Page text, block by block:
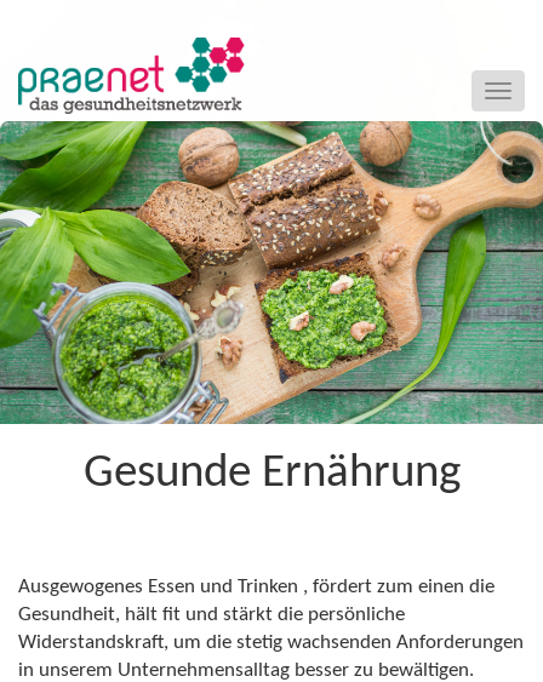
ein-/
+
Gesunde Ernährung
Ausgewogenes Essen und Trinken , fördert zum einen die
Gesundheit, hält fit und stärkt die persönliche
Widerstandskraft, um die stetig wachsenden Anforderungen
in unserem Unternehmensalltag besser zu bewältigen.